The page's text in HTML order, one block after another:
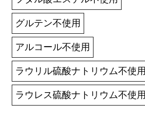
グルテン不使用
アルコール不使用
ラウリル硫酸ナトリウム不使用
ラウレス硫酸ナトリウム不使用